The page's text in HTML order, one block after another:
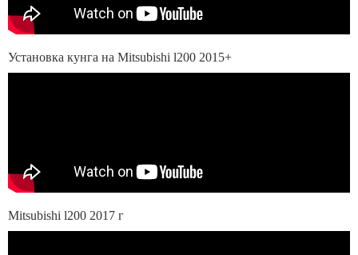
Установка кунга на Mitsubishi l200 2015+
Mitsubishi l200 2017 г